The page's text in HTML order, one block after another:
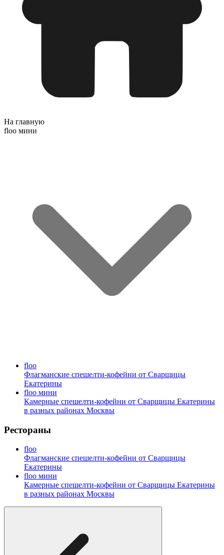
На главную
floo мини
floo
Флагманские спешелти-кофейни от Сварщицы
Екатерины
floo мини
Камерные спешелти-кофейни от Сварщицы Екатерины
в разных районах Москвы
Рестораны
floo
Флагманские спешелти-кофейни от Сварщицы
Екатерины
floo мини
Камерные спешелти-кофейни от Сварщицы Екатерины
в разных районах Москвы